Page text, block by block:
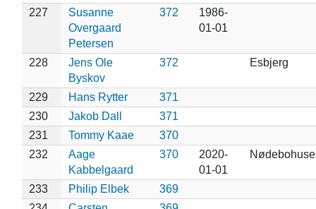
227
Susanne
Overgaard
Petersen
372
1986-
01-01
228
Jens Ole
Byskov
372 Esbjerg
229 Hans Rytter
371
230
Jakob Dall
371
231
Tommy Kaae
370
232
Aage
Kabbelgaard
370
2020-
01-01
Nødebohuse
233 Philip Elbek
369